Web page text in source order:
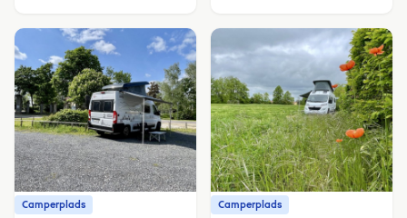
Camperplads Camperplads